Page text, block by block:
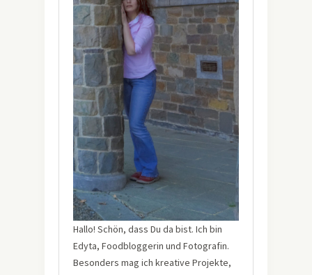
Hallo! Schön, dass Du da bist. Ich bin
Edyta, Foodbloggerin und Fotografin.
Besonders mag ich kreative Projekte,